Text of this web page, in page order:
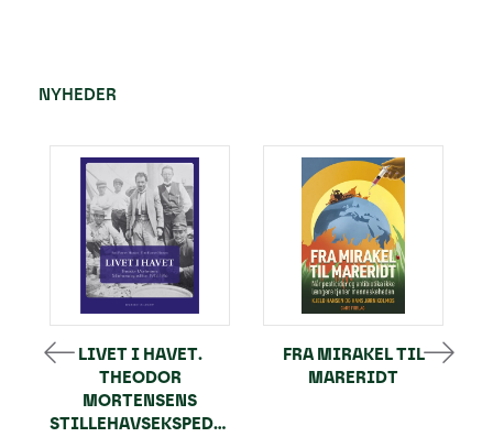
NYHEDER
LIVET I HAVET.
THEODOR
MORTENSENS
STILLEHAVSEKSPEDITION
FRA MIRAKEL TIL
MARERIDT